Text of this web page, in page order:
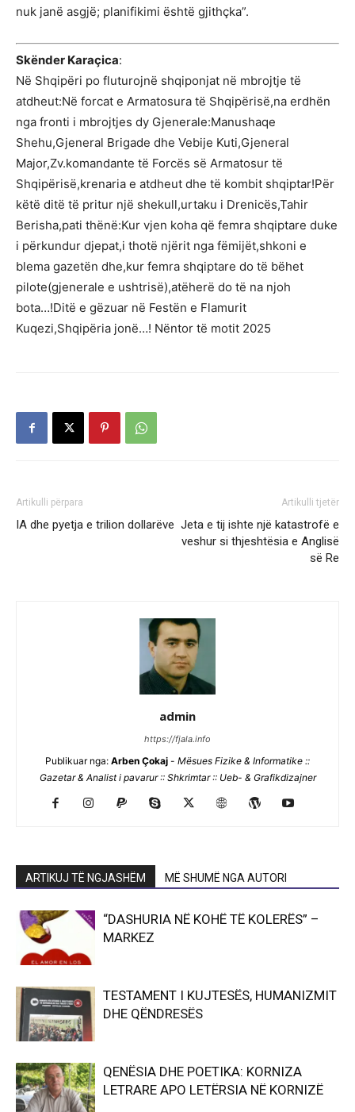
nuk janë asgjë; planifikimi është gjithçka”.
Skënder Karaçica:
Në Shqipëri po fluturojnë shqiponjat në mbrojtje të
atdheut:Në forcat e Armatosura të Shqipërisë,na erdhën
nga fronti i mbrojtjes dy Gjenerale:Manushaqe
Shehu,Gjeneral Brigade dhe Vebije Kuti,Gjeneral
Major,Zv.komandante të Forcës së Armatosur të
Shqipërisë,krenaria e atdheut dhe të kombit shqiptar!Për
këtë ditë të pritur një shekull,urtaku i Drenicës,Tahir
Berisha,pati thënë:Kur vjen koha që femra shqiptare duke
i përkundur djepat,i thotë njërit nga fëmijët,shkoni e
blema gazetën dhe,kur femra shqiptare do të bëhet
pilote(gjenerale e ushtrisë),atëherë do të na njoh
bota…!Ditë e gëzuar në Festën e Flamurit
Kuqezi,Shqipëria jonë…! Nëntor të motit 2025
Artikulli përpara
IA dhe pyetja e trilion dollarëve
Artikulli tjetër
Jeta e tij ishte një katastrofë e
veshur si thjeshtësia e Anglisë
së Re
admin
https://fjala.info
Publikuar nga: Arben Çokaj - Mësues Fizike & Informatike ::
Gazetar & Analist i pavarur :: Shkrimtar :: Ueb- & Grafikdizajner
ARTIKUJ TË NGJASHËM MË SHUMË NGA AUTORI
“DASHURIA NË KOHË TË KOLERËS” –
MARKEZ
TESTAMENT I KUJTESËS, HUMANIZMIT
DHE QËNDRESËS
QENËSIA DHE POETIKA: KORNIZA
LETRARE APO LETËRSIA NË KORNIZË